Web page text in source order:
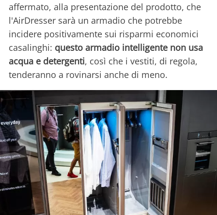
affermato, alla presentazione del prodotto, che
l'AirDresser sarà un armadio che potrebbe
incidere positivamente sui risparmi economici
casalinghi: questo armadio intelligente non usa
acqua e detergenti, così che i vestiti, di regola,
tenderanno a rovinarsi anche di meno.